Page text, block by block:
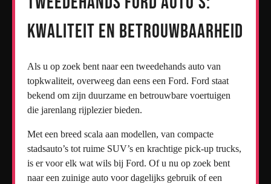
Kwaliteit en Betrouwbaarheid
Als u op zoek bent naar een tweedehands auto van
topkwaliteit, overweeg dan eens een Ford. Ford staat
bekend om zijn duurzame en betrouwbare voertuigen
die jarenlang rijplezier bieden.
Met een breed scala aan modellen, van compacte
stadsauto’s tot ruime SUV’s en krachtige pick-up trucks,
is er voor elk wat wils bij Ford. Of u nu op zoek bent
naar een zuinige auto voor dagelijks gebruik of een